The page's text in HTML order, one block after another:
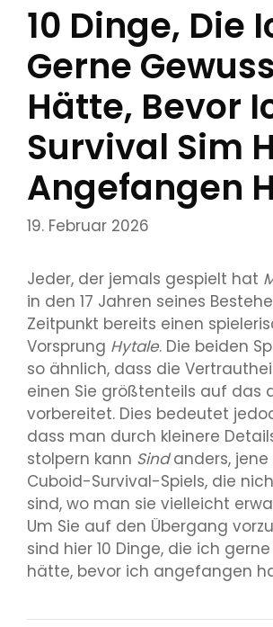
10 Dinge, Die
Gerne
Hätte, Bevor
Survival Sim
Angefangen
19. Februar 2026
Jeder, der jemals gespielt hat
in den 17 Jahren seines
Zeitpunkt bereits einen
Vorsprung Hytale. Die beiden
so ähnlich, dass die
einen Sie größtenteils auf das
vorbereitet. Dies bedeutet
dass man durch kleinere
stolpern kann Sindanders, jene
Cuboid-Survival-Spiels, die
sind, wo man sie vielleicht
Um Sie auf den Übergang
sind hier 10 Dinge, die ich
hätte, bevor ich angefangen